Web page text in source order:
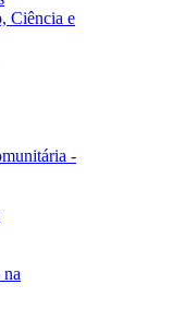
Ciência e
-